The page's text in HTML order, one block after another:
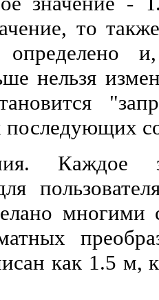
то
нельзя
последующих
Каждое
многими
как 1.5 м,